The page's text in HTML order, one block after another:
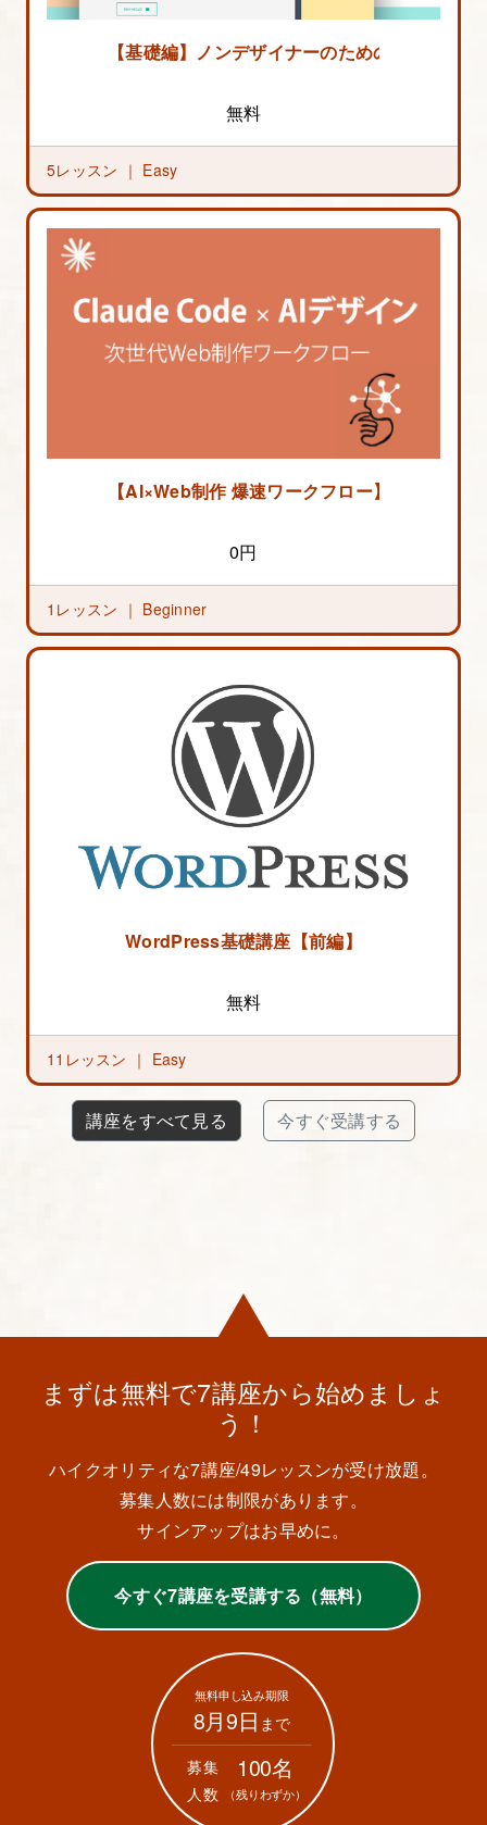
【基礎編】ノンデザイナーのためのWebデザ
無料
5レッスン ｜ Easy
【AI×Web制作 爆速ワークフロー】の概要
0円
1レッスン ｜ Beginner
WordPress基礎講座【前編】
無料
11レッスン ｜ Easy
講座をすべて見る 今すぐ受講する
まずは無料で7講座から始めましょ
う！
ハイクオリティな7講座/49レッスンが受け放題。
募集人数には制限があります。
サインアップはお早めに。
今すぐ7講座を受講する（無料）
無料申し込み期限
8月9日 まで
募集
人数
100名
（残りわずか）